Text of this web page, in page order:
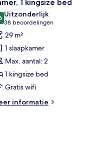
1 kingsize bed
van 10
Uitzonderlijk
38 beoordelingen
(38
beoordelingen)
29 m²
1 slaapkamer
Max. aantal: 2
1 kingsize bed
Gratis wifi
informatie